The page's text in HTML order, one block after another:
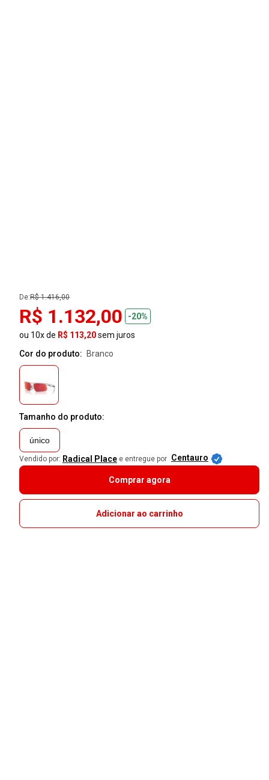
De:R$ 1.416,00
R$ 1.132,00
-20%
ou 10x de R$ 113,20sem juros
Cor do produto:
branco
Tamanho do produto:
único
Vendido por: Radical Place e entregue por Centauro
Comprar agora
Adicionar ao carrinho